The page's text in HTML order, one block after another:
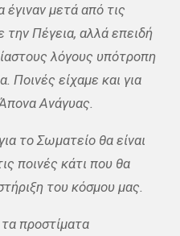
έγιναν μετά από τις
Πέγεια, αλλά επειδή
λόγους υπότροπη
Ποινές είχαμε και για
Ανάγυας.
το Σωματείο θα είναι
ποινές κάτι που θα
του κόσμου μας.
προστίματα